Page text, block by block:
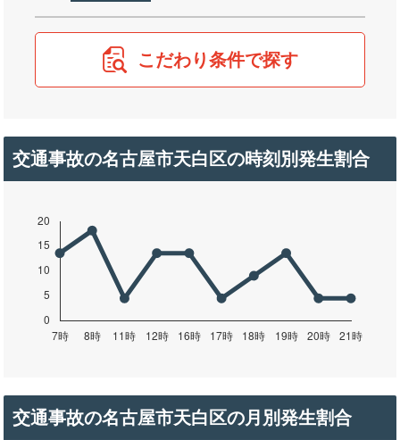
こだわり条件で探す
交通事故の名古屋市天白区の時刻別発生割合
交通事故の名古屋市天白区の月別発生割合